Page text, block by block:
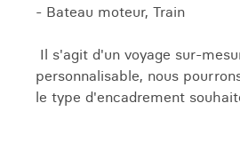
- Bateau moteur, Train
Il s'agit d'un voyage sur-
personnalisable, nous
le type d'encadrement